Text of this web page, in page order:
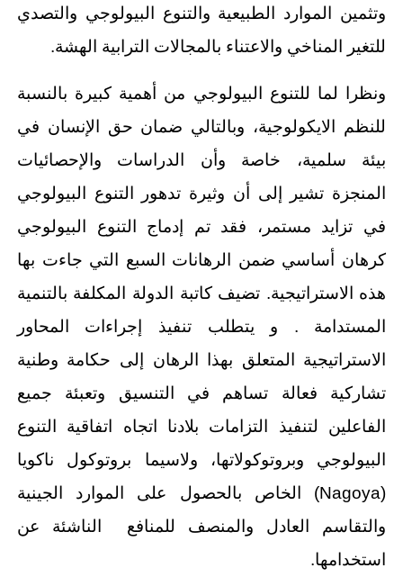
وتثمين الموارد الطبيعية والتنوع البيولوجي والتصدي
للتغير المناخي والاعتناء بالمجالات الترابية الهشة.
ونظرا لما للتنوع البيولوجي من أهمية كبيرة بالنسبة
للنظم الايكولوجية، وبالتالي ضمان حق الإنسان في
بيئة سلمية، خاصة وأن الدراسات والإحصائيات
المنجزة تشير إلى أن وثيرة تدهور التنوع البيولوجي
في تزايد مستمر، فقد تم إدماج التنوع البيولوجي
كرهان أساسي ضمن الرهانات السبع التي جاءت بها
هذه الاستراتيجية. تضيف كاتبة الدولة المكلفة بالتنمية
المستدامة . و يتطلب تنفيذ إجراءات المحاور
الاستراتيجية المتعلق بهذا الرهان إلى حكامة وطنية
تشاركية فعالة تساهم في التنسيق وتعبئة جميع
الفاعلين لتنفيذ التزامات بلادنا اتجاه اتفاقية التنوع
البيولوجي وبروتوكولاتها، ولاسيما بروتوكول ناكويا
(Nagoya) الخاص بالحصول على الموارد الجينية
والتقاسم العادل والمنصف للمنافع الناشئة عن
استخدامها.